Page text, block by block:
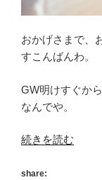
おかげさまで、
すこんばんわ。
GW明けすぐか
なんでや。
“[note.mu]
文
続きを読む
share: